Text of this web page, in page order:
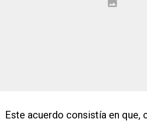
Este acuerdo consistía en que,